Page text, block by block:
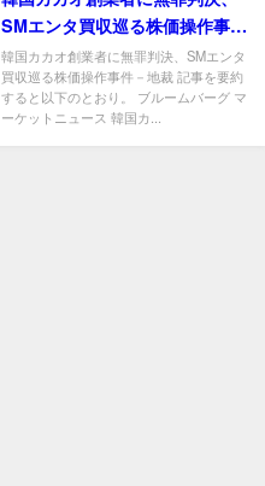
SMエンタ買収巡る株価操作事件
－地裁
韓国カカオ創業者に無罪判決、SMエンタ
買収巡る株価操作事件－地裁 記事を要約
すると以下のとおり。 ブルームバーグ マ
ーケットニュース 韓国カ...